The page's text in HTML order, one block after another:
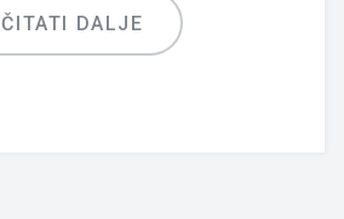
ČITATI DALJE